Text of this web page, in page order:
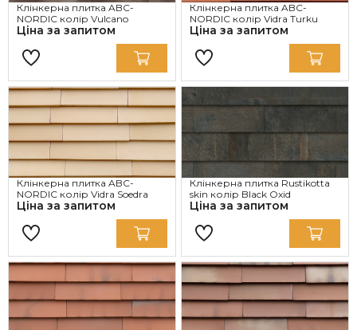
Клінкерна плитка ABC-
NORDIC колір Vulcano
Ціна за запитом
Клінкерна плитка ABC-
NORDIC колір Vidra Turku
Ціна за запитом
Клінкерна плитка ABC-
NORDIC колір Vidra Soedra
Ціна за запитом
Клінкерна плитка Rustikotta
skin колір Black Oxid
Ціна за запитом